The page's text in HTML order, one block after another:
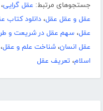
جستجوهای مرتبط: عقل گرایی،
عقل و عقل عقل، دانلود کتاب
عقل، سهم عقل در شریعت و
عقل انسان، شناخت علم و عقل،
اسلام، تعریف عقل